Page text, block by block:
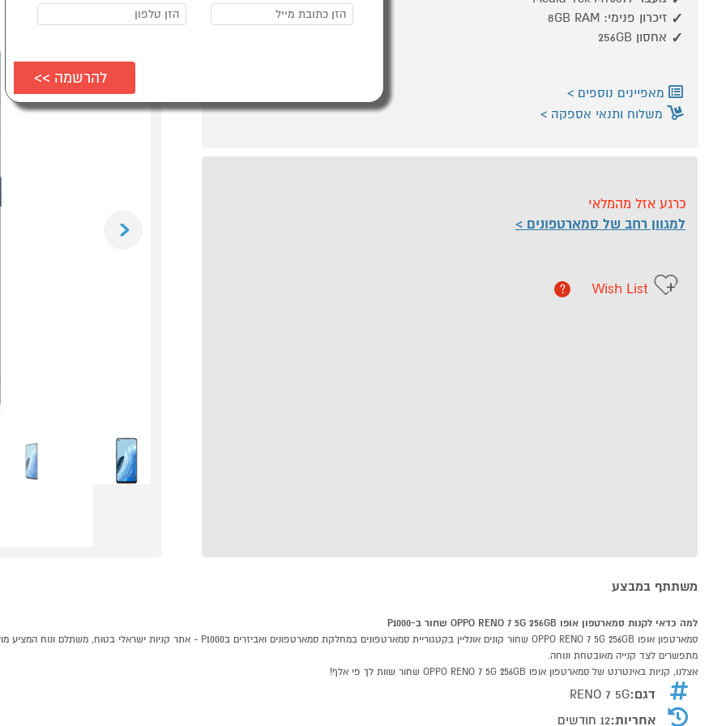
זיכרון פנימי: 8GB RAM
אחסון 256GB
מאפיינים נוספים
משלוח ותנאי אספקה
כרגע אזל מהמלאי
למגוון רחב של סמארטפונים
Wish List
?
משתתף במבצע
למה כדאי לקנות סמארטפון אופו OPPO RENO 7 5G 256GB שחור ב-P1000
מתפשרים לצד קנייה מאובטחת ונוחה.
אצלנו, קניות באינטרנט של סמארטפון אופו OPPO RENO 7 5G 256GB שחור שוות לך פי אלף!
דגם:RENO 7 5G
אחריות:12 חודשים